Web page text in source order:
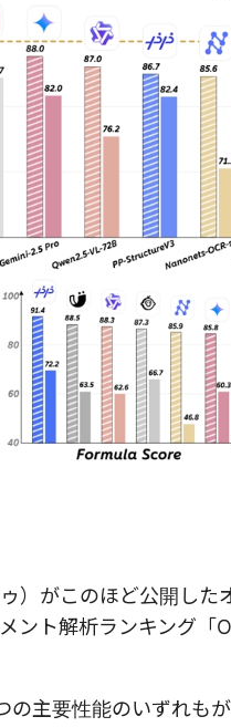
）がこのほど公開し
ント解析ランキング
の主要性能のいずれ